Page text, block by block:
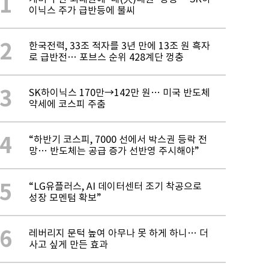
이닉스 주가 급반등에 불씨
2
한국전력, 33조 적자를 3년 만에 13조 원 흑자
로 급반전… 포브스 순위 428계단 껑충
3
SK하이닉스 170만→142만 원… 미국 반도체
약세에 코스피 주춤
4
“하반기 코스피, 7000 선에서 박스권 등락 전
망… 반도체는 공급 증가 선반영 주시해야”
5
“LG유플러스, AI 데이터센터 조기 착공으로
성장 모멘텀 확보”
6
레버리지 문턱 높여 아무나 못 하게 하니… 더
사고 싶게 만든 효과